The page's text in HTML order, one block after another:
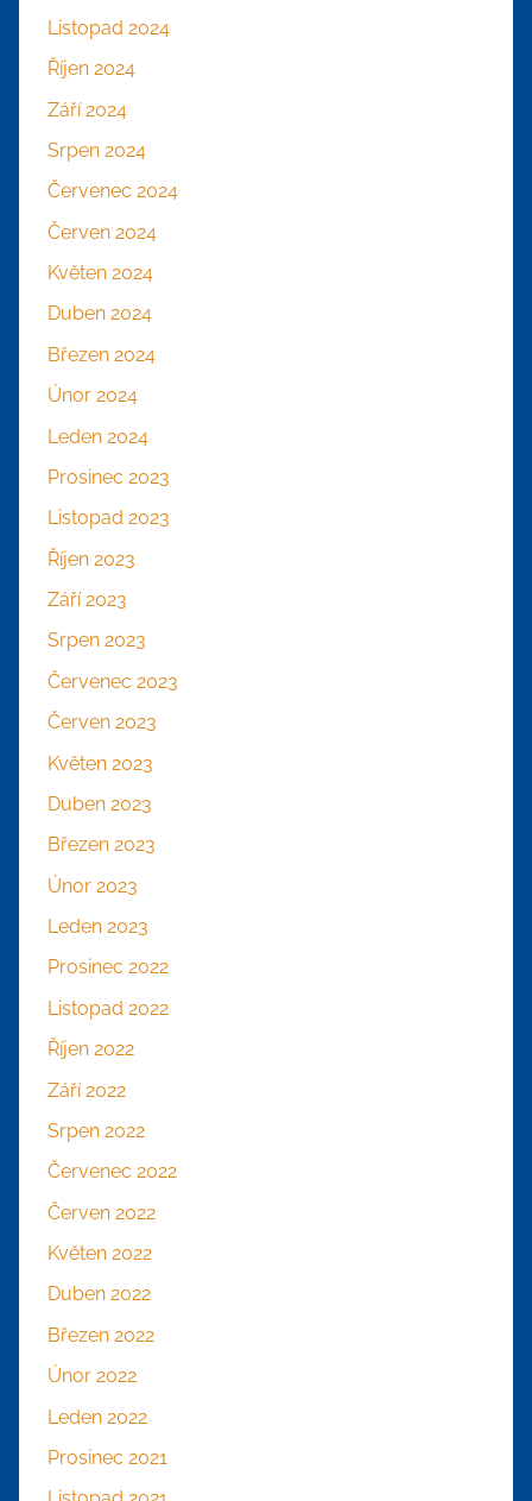
Listopad 2024
Říjen 2024
Září 2024
Srpen 2024
Červenec 2024
Červen 2024
Květen 2024
Duben 2024
Březen 2024
Únor 2024
Leden 2024
Prosinec 2023
Listopad 2023
Říjen 2023
Září 2023
Srpen 2023
Červenec 2023
Červen 2023
Květen 2023
Duben 2023
Březen 2023
Únor 2023
Leden 2023
Prosinec 2022
Listopad 2022
Říjen 2022
Září 2022
Srpen 2022
Červenec 2022
Červen 2022
Květen 2022
Duben 2022
Březen 2022
Únor 2022
Leden 2022
Prosinec 2021